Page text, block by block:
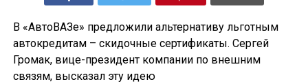
В «АвтоВАЗе» предложили альтернативу льготным
автокредитам – скидочные сертификаты. Сергей
Громак, вице-президент компании по внешним
связям, высказал эту идею